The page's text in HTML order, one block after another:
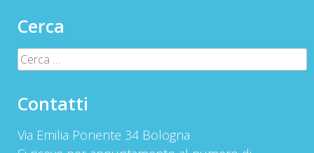
Cerca
Ricerca
per:
Contatti
Via Emilia Ponente 34 Bologna